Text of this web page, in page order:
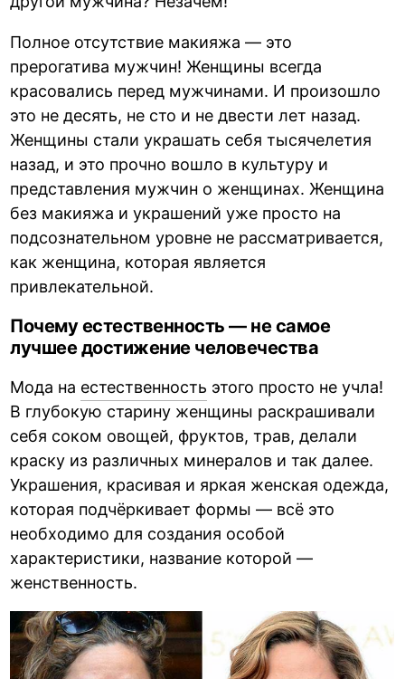
Полное отсутствие макияжа — это
прерогатива мужчин! Женщины всегда
красовались перед мужчинами. И произошло
это не десять, не сто и не двести лет назад.
Женщины стали украшать себя тысячелетия
назад, и это прочно вошло в культуру и
представления мужчин о женщинах. Женщина
без макияжа и украшений уже просто на
подсознательном уровне не рассматривается,
как женщина, которая является
привлекательной.
Почему естественность — не самое
лучшее достижение человечества
Мода на естественность этого просто не учла!
В глубокую старину женщины раскрашивали
себя соком овощей, фруктов, трав, делали
краску из различных минералов и так далее.
Украшения, красивая и яркая женская одежда,
которая подчёркивает формы — всё это
необходимо для создания особой
характеристики, название которой —
женственность.